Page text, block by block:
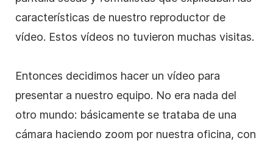
características de nuestro reproductor de
vídeo. Estos vídeos no tuvieron muchas visitas.
Entonces decidimos hacer un vídeo para
presentar a nuestro equipo. No era nada del
otro mundo: básicamente se trataba de una
cámara haciendo zoom por nuestra oficina, con